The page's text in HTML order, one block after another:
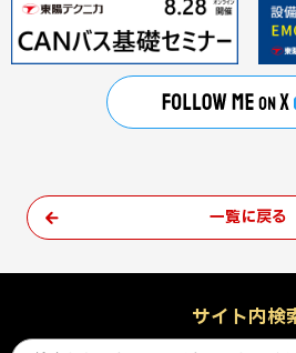
一覧に戻る
サイト内検